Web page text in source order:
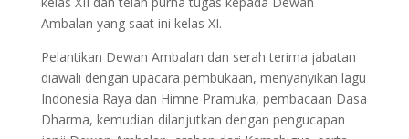
Ambalan yang saat ini kelas XI.
Pelantikan Dewan Ambalan dan serah terima jabatan
diawali dengan upacara pembukaan, menyanyikan lagu
Indonesia Raya dan Himne Pramuka, pembacaan Dasa
Dharma, kemudian dilanjutkan dengan pengucapan